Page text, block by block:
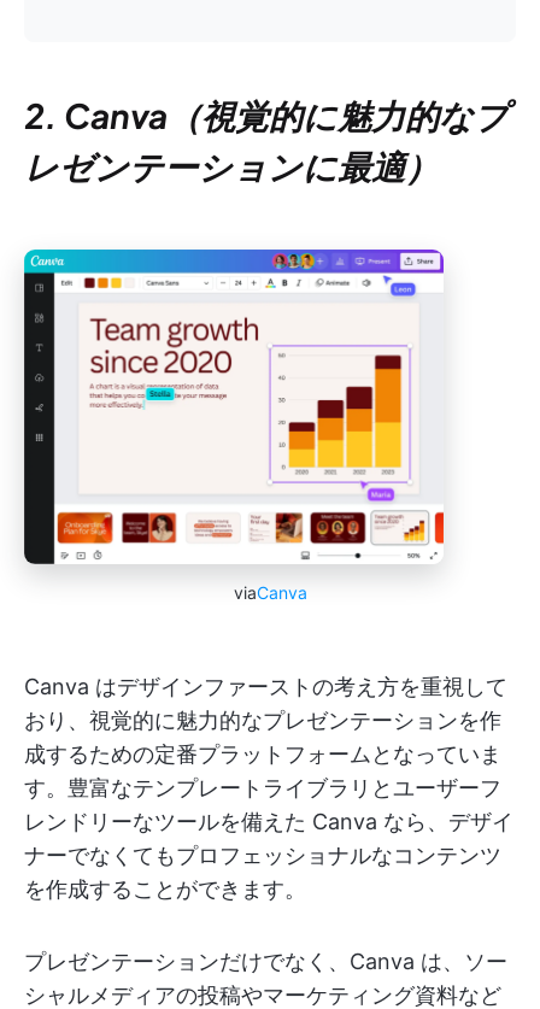
2. Canva（視覚的に魅力的なプ
レゼンテーションに最適）
viaCanva
Canva はデザインファーストの考え方を重視して
おり、視覚的に魅力的なプレゼンテーションを作
成するための定番プラットフォームとなっていま
す。豊富なテンプレートライブラリとユーザーフ
レンドリーなツールを備えた Canva なら、デザイ
ナーでなくてもプロフェッショナルなコンテンツ
を作成することができます。
プレゼンテーションだけでなく、Canva は、ソー
シャルメディアの投稿やマーケティング資料など